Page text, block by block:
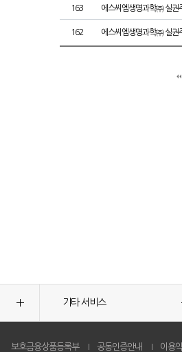
163 에스씨엠생명과학㈜ 실권
162 에스씨엠생명과학㈜ 실권
기타 서비스
보호금융상품등록부 공동인증안내 이용